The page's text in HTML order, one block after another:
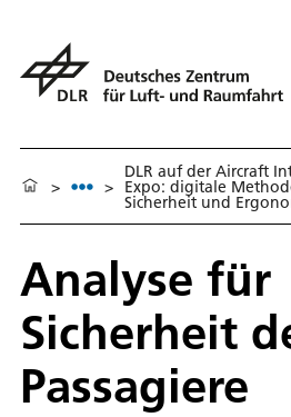
> >
DLR auf der Aircraft
Expo: digitale
Sicherheit und
Analyse für
Sicherheit
Passagiere